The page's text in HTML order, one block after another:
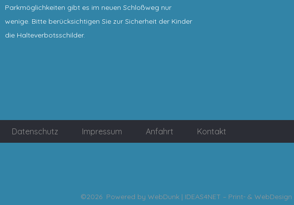
Parkmöglichkeiten gibt es im neuen Schloßweg nur
wenige. Bitte berücksichtigen Sie zur Sicherheit der Kinder
die Halteverbotsschilder.
Datenschutz Impressum Anfahrt Kontakt
©2026 Powered by WebDunk | IDEAS4NET – Print- & WebDesign